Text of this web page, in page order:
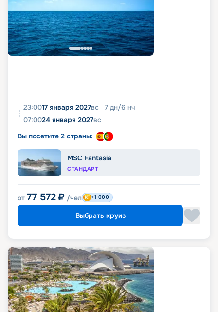
23:0017 января 2027вс 7 дн/6 нч
07:0024 января 2027вс
Вы посетите 2 страны:
MSC Fantasia
СТАНДАРТ
от 77 572 ₽ /чел +1 000
Выбрать круиз